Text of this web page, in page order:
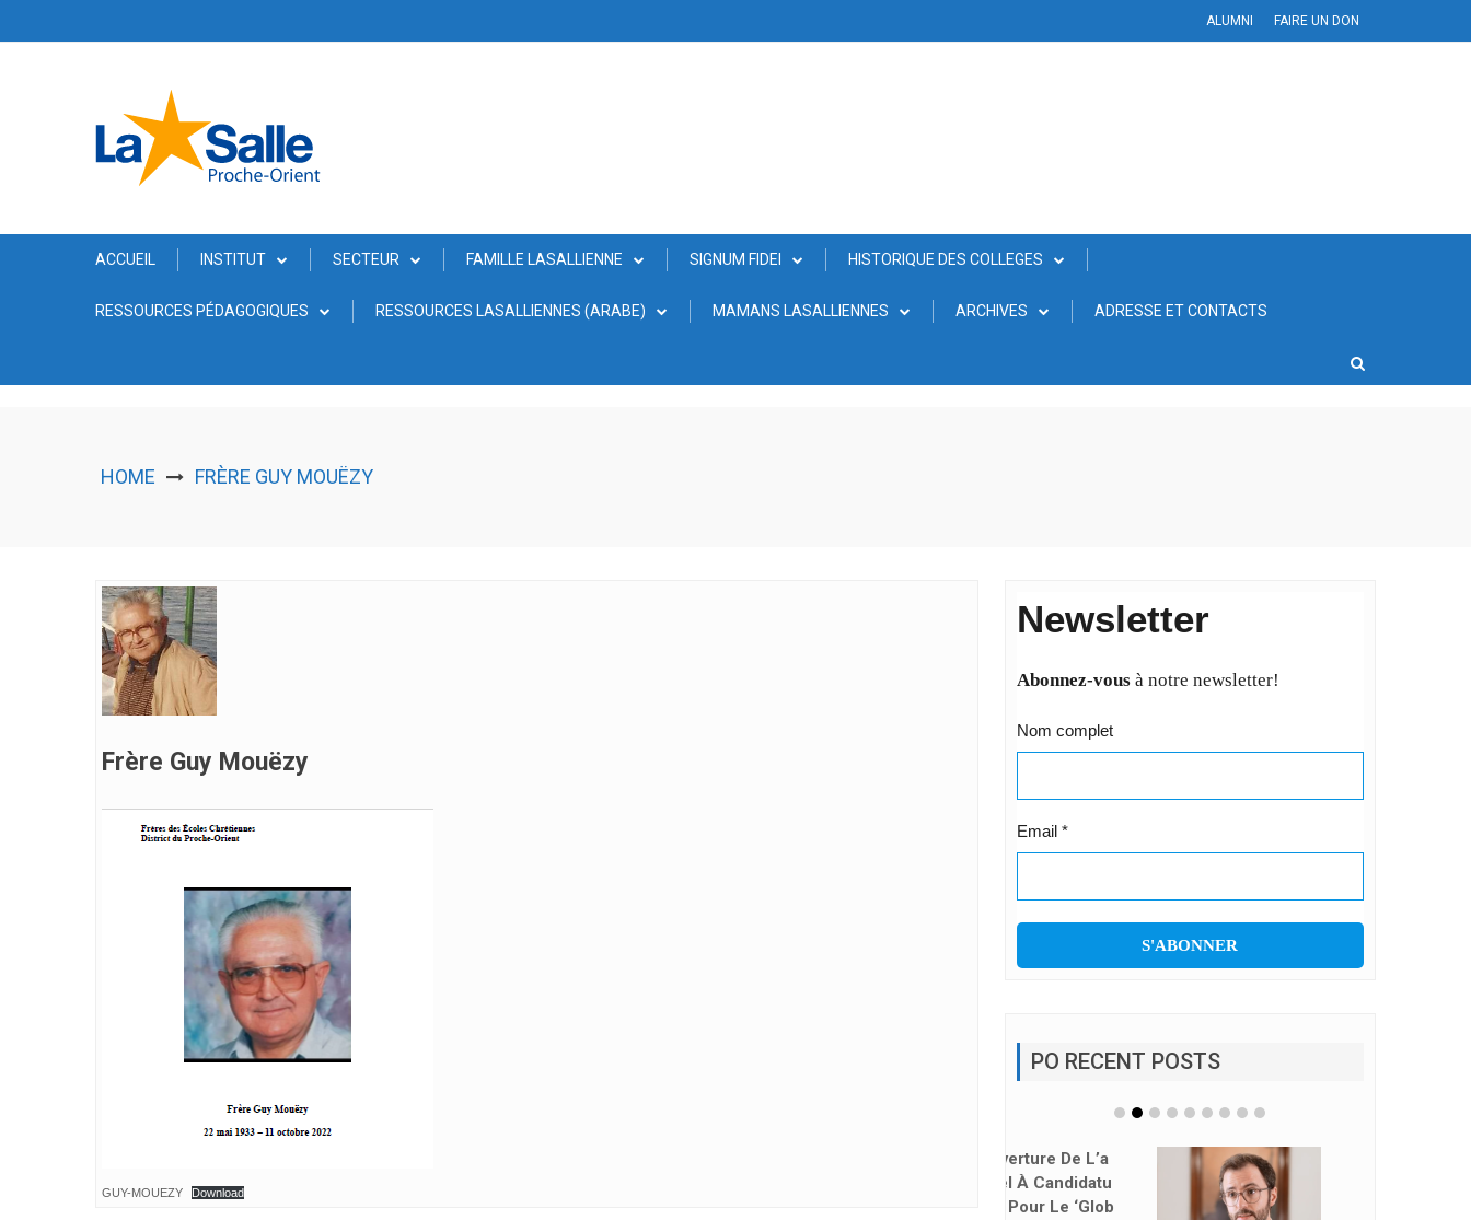
ALUMNI FAIRE UN DON
ACCUEIL INSTITUT SECTEUR FAMILLE LASALLIENNE SIGNUM FIDEI HISTORIQUE DES COLLEGES
RESSOURCES PÉDAGOGIQUES RESSOURCES LASALLIENNES (ARABE) MAMANS LASALLIENNES ARCHIVES ADRESSE ET CONTACTS
HOME FRÈRE GUY MOUËZY
Frère Guy Mouëzy
GUY-MOUEZY Download
Newsletter
Abonnez-vousà notre newsletter!
Nom complet
Email *
PO RECENT POSTS
Rafael Ruiz : « No
Us Devons Appre
Ndre À Habiter L’i